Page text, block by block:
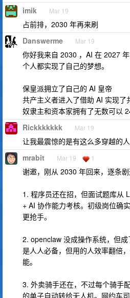
imik Mar 19
占前排，2030 年再来刷
Danswerme Mar 19
你好我来自 2030 ，AI 在 2027
个人都实现了自己的梦想。
保皇派拥立了自己的 AI 皇帝
共产主义者进入了借助 AI 实现了
奴隶主和资本家拥有了无数可以
Rickkkkkkk Mar 19
让我最震惊的是有这么多穿越的
mrabit Mar 19 1
谢邀，刚从 2030 年回来，逐条剧
1. 程序员还在招，但面试题库从
+ AI 协作能力考核。初级岗位确
更抢手。
2. openclaw 没成操作系统，但
是人人必备，但用的人效率翻倍
能。
3. 外卖骑手还在，不过每个骑手
的单子自动转给无人机。网约车